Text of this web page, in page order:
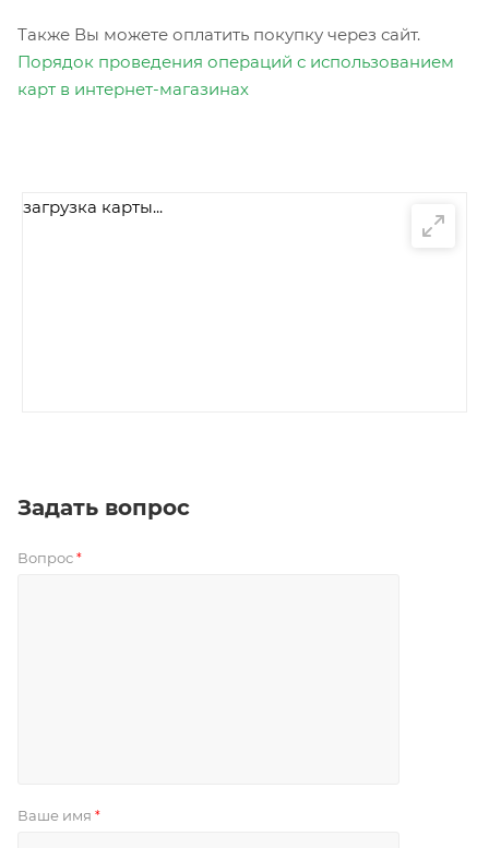
Также Вы можете оплатить покупку через сайт.
Порядок проведения операций с использованием
карт в интернет-магазинах
загрузка карты...
Задать вопрос
Вопрос *
Ваше имя *